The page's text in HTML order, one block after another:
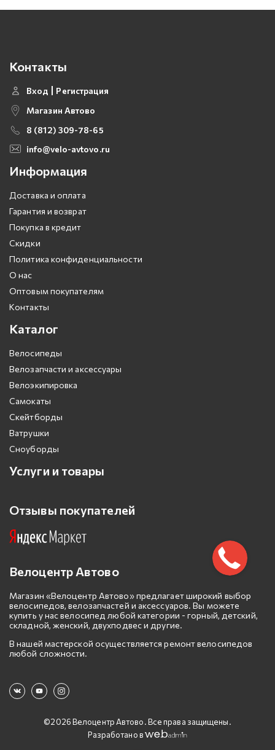
Контакты
Вход
Регистрация
Магазин Автово
8 (812) 309-78-65
info@velo-avtovo.ru
Информация
Доставка и оплата
Гарантия и возврат
Покупка в кредит
Скидки
Политика конфиденциальности
О нас
Оптовым покупателям
Контакты
Каталог
Велосипеды
Велозапчасти и аксессуары
Велоэкипировка
Самокаты
Скейтборды
Ватрушки
Сноуборды
Услуги и товары
Отзывы покупателей
Велоцентр Автово
Магазин «Велоцентр Автово» предлагает широкий выбор
велосипедов, велозапчастей и аксессуаров. Вы можете
купить у нас велосипед любой категории - горный, детский,
складной, женский, двухподвес и другие.
В нашей мастерской осуществляется ремонт велосипедов
любой сложности.
©2026 Велоцентр Автово. Все права защищены.
Разработано в